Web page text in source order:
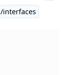
interfaces